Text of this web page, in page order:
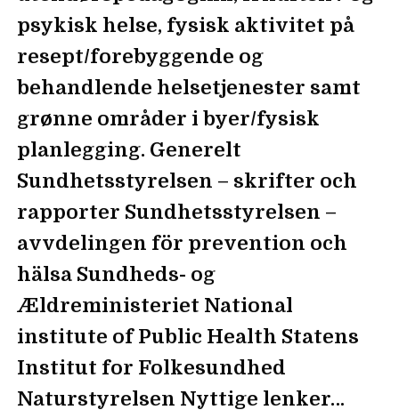
psykisk helse, fysisk aktivitet på
resept/forebyggende og
behandlende helsetjenester samt
grønne områder i byer/fysisk
planlegging. Generelt
Sundhetsstyrelsen – skrifter och
rapporter Sundhetsstyrelsen –
avvdelingen för prevention och
hälsa Sundheds- og
Ældreministeriet National
institute of Public Health Statens
Institut for Folkesundhed
Naturstyrelsen Nyttige lenker…